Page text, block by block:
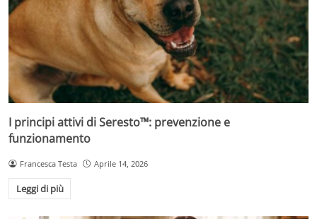
I principi attivi di Seresto™: prevenzione e
funzionamento
Francesca Testa Aprile 14, 2026
Leggi di più